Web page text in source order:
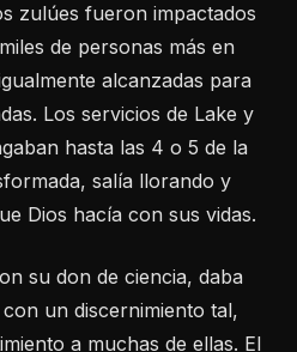
zulúes fueron impactados
de personas más en
alcanzadas para
Los servicios de Lake y
hasta las 4 o 5 de la
salía llorando y
Dios hacía con sus vidas.
su don de ciencia, daba
un discernimiento tal,
a muchas de ellas. El